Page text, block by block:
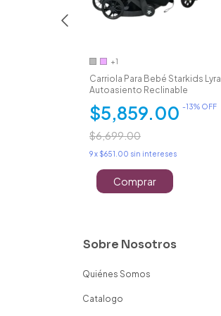
+1
Carriola Para Bebé Starkids Lyra
Autoasiento Reclinable
$5,859.00 -13% OFF
$6,699.00
9x $651.00 sin intereses
Comprar
Sobre Nosotros
Quiénes Somos
Catalogo